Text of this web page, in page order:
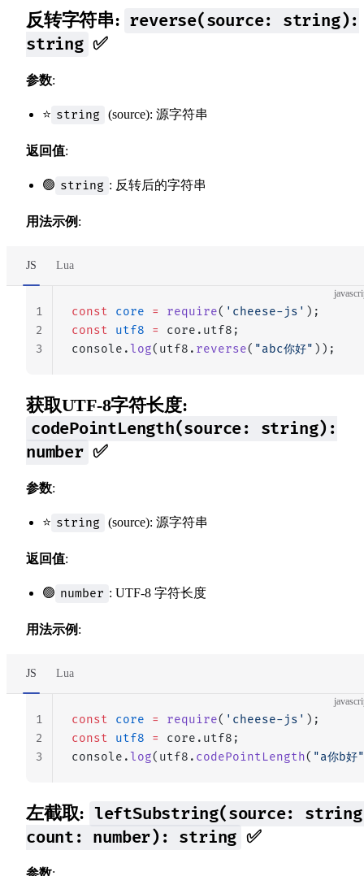
反转字符串: reverse(source: string):
string ✅
参数:
⭐ string (source): 源字符串
返回值:
🟢 string : 反转后的字符串
用法示例 :
JS Lua
const core = require( 'cheese-js' );
const utf8 =
core.utf8;
console.log(utf8. reverse( "abc你好" ));
1
2
3
获取UTF-8字符长度:
codePointLength(source: string):
number ✅
参数:
⭐ string (source): 源字符串
返回值:
🟢 number : UTF-8 字符长度
用法示例 :
JS Lua
const core = require( 'cheese-js' );
const utf8 =
core.utf8;
console.log(utf8. codePointLength( "a你b好"
1
2
3
左截取: leftSubstring(source:
count: number): string ✅
参数: